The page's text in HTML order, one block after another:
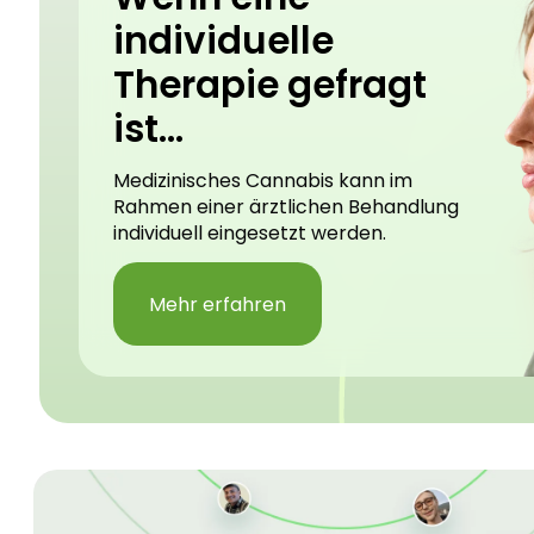
individuelle
Therapie gefragt
ist...
Medizinisches Cannabis kann im
Rahmen einer ärztlichen Behandlung
individuell eingesetzt werden.
Mehr erfahren